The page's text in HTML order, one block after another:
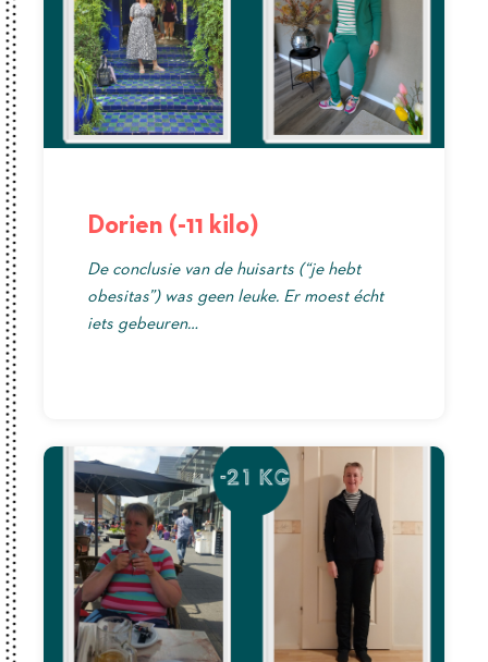
Dorien (-11 kilo)
De conclusie van de huisarts (“je hebt
obesitas”) was geen leuke. Er moest écht
iets gebeuren…